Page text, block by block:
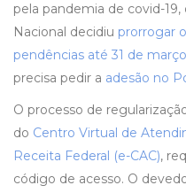
pela pandemia de covid-
Nacional decidiu prorrogar
pendências até 31 de março
precisa pedir a adesão no
O processo de
do Centro Virtual de
Receita Federal (e-CAC),
código de acesso. O